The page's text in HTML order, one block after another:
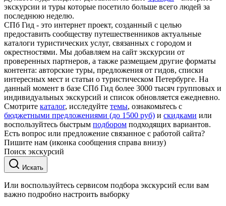
Индивидуальная
2 часа
Прогулка по местам фильма "Питер fm"
6000 ₽
за экскурсию
до 10 человек
Напишите в наш телеграм бот / службу поддержки - подберем
экскурсии по вашим предпочтениям.
Написать нам
Что посмотреть в Питере в августе?
Читать